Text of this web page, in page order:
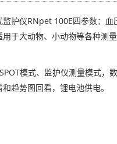
监护仪RNpet 100E四参数：血
于大动物、小动物等各种测
模式、监护仪测量模式，数
趋势图回看，锂电池供电。